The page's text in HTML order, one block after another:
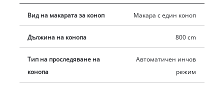
подрязани и окосени.
Вид на макарата за коноп Макара с един коноп
Дължина на конопа 800 cm
Тип на проследяване на
конопа
Автоматичен инчов
режим